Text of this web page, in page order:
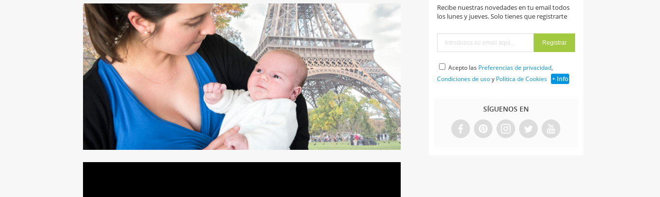
Recibe nuestras novedades en tu email todos
los lunes y jueves. Solo tienes que registrarte
Acepto las Preferencias de privacidad,
Condiciones de usoy Política de Cookies + Info
SÍGUENOS EN